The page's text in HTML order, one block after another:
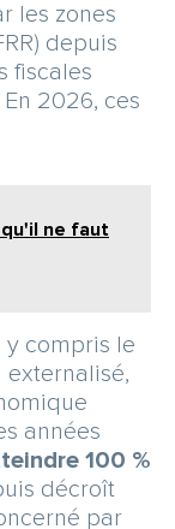
les zones
depuis
fiscales
2026, ces
ne faut
y compris le
externalisé,
années
100 %
décroît
par